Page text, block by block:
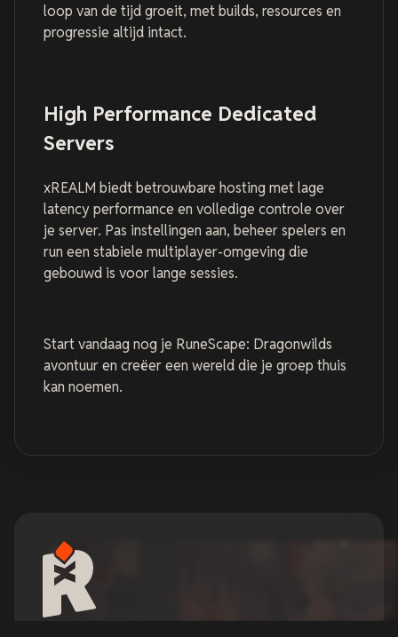
loop van de tijd groeit, met builds, resources en
progressie altijd intact.
High Performance Dedicated
Servers
xREALM biedt betrouwbare hosting met lage
latency performance en volledige controle over
je server. Pas instellingen aan, beheer spelers en
run een stabiele multiplayer-omgeving die
gebouwd is voor lange sessies.
Start vandaag nog je RuneScape: Dragonwilds
avontuur en creëer een wereld die je groep thuis
kan noemen.